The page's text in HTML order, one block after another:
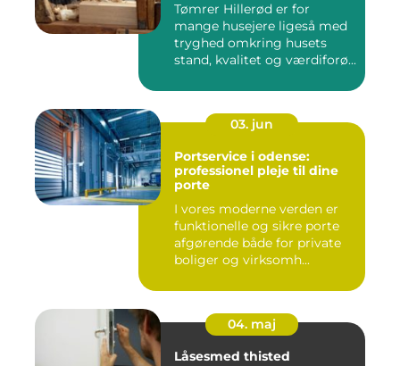
Tømrer Hillerød er for
mange husejere ligeså med
tryghed omkring husets
stand, kvalitet og værdiforø...
03. jun
Portservice i odense:
professionel pleje til dine
porte
I vores moderne verden er
funktionelle og sikre porte
afgørende både for private
boliger og virksomh...
04. maj
Låsesmed thisted